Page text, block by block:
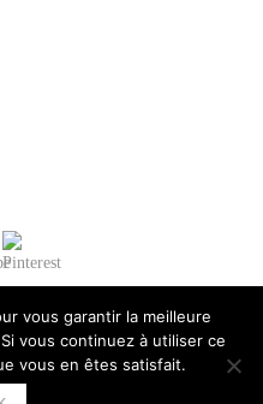
vous garantir la meilleure
vous continuez à utiliser ce
vous en êtes satisfait.